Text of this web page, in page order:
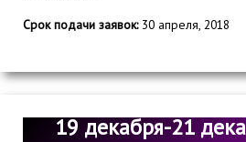
Срок подачи заявок:30 апреля, 2018
19 декабря-21